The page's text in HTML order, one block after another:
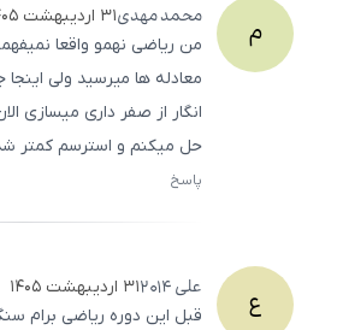
م محمدمهدی۳۱ اردیبهشت ۱۴۰۵
من ریاضی نهمو واقعا
معادله ها میرسید ولی
انگار از صفر داری میسازی
حل میکنم و استرسم کمتر
پاسخ
ع علی2014۳۱ اردیبهشت ۱۴۰۵
قبل این دوره ریاضی برام